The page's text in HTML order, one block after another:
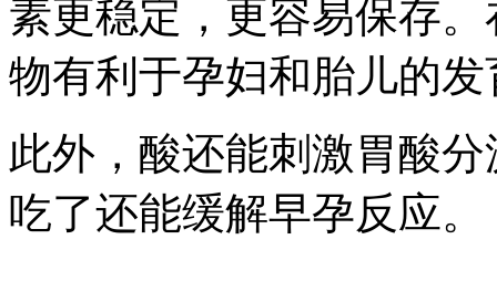
素更稳定，更容易保存
物有利于孕妇和胎儿的发
此外，酸还能刺激胃酸
吃了还能缓解早孕反应。